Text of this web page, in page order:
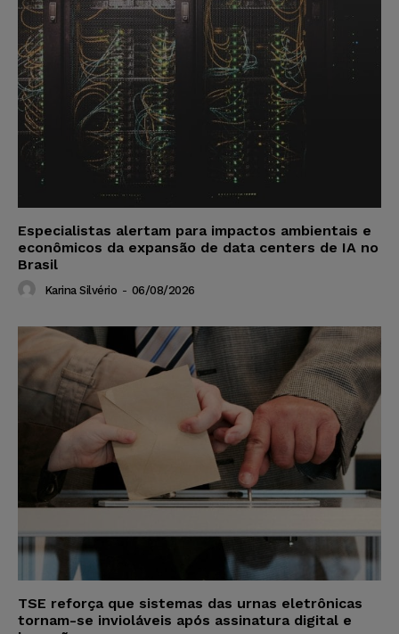
Especialistas alertam para impactos ambientais e
econômicos da expansão de data centers de IA no
Brasil
Karina Silvério - 06/08/2026
TSE reforça que sistemas das urnas eletrônicas
tornam-se invioláveis após assinatura digital e